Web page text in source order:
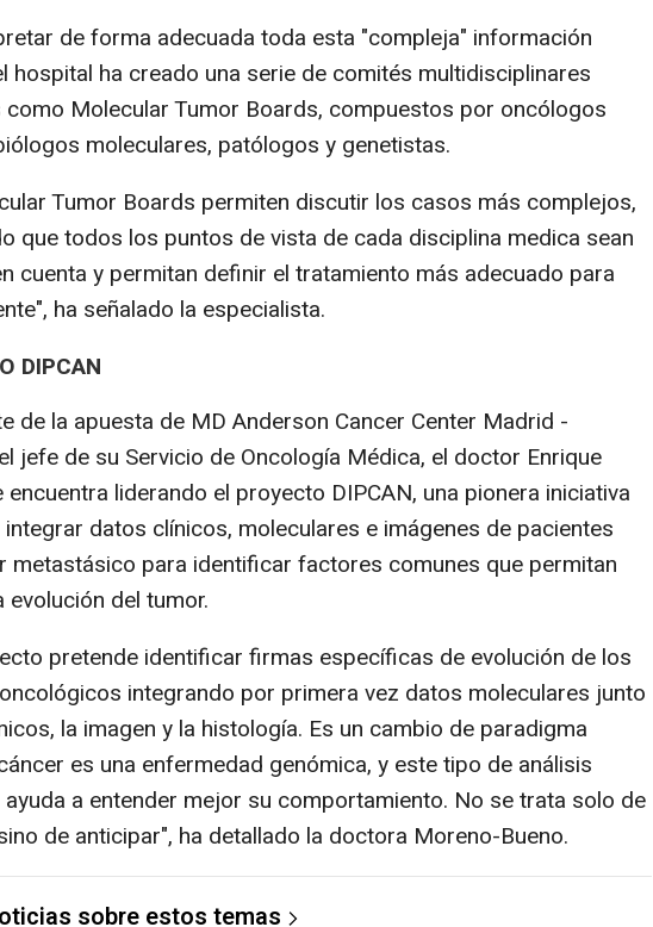
de forma adecuada toda esta "compleja" información
hospital ha creado una serie de comités multidisciplinares
Molecular Tumor Boards, compuestos por oncólogos
moleculares, patólogos y genetistas.
Tumor Boards permiten discutir los casos más complejos,
que todos los puntos de vista de cada disciplina medica sean
cuenta y permitan definir el tratamiento más adecuado para
ha señalado la especialista.
DIPCAN
de la apuesta de MD Anderson Cancer Center Madrid -
jefe de su Servicio de Oncología Médica, el doctor Enrique
encuentra liderando el proyecto DIPCAN, una pionera iniciativa
datos clínicos, moleculares e imágenes de pacientes
metastásico para identificar factores comunes que permitan
evolución del tumor.
pretende identificar firmas específicas de evolución de los
integrando por primera vez datos moleculares junto
la imagen y la histología. Es un cambio de paradigma
es una enfermedad genómica, y este tipo de análisis
a entender mejor su comportamiento. No se trata solo de
de anticipar", ha detallado la doctora Moreno-Bueno.
sobre estos temas